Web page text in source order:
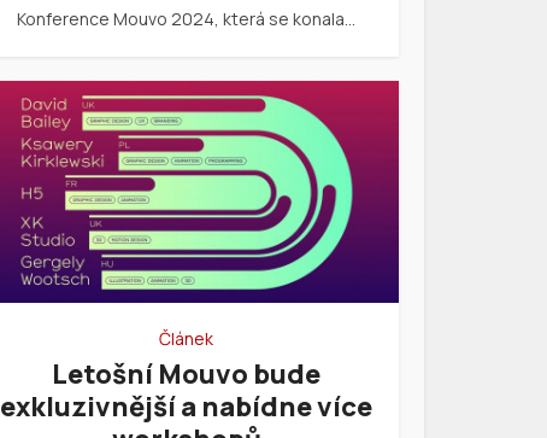
Konference Mouvo 2024, která se konala…
Článek
Letošní Mouvo bude
exkluzivnější a nabídne více